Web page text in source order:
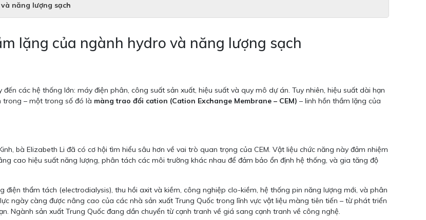
năng lượng sạch
lặng của ngành hydro và năng lượng sạch
các hệ thống lớn: máy điện phân, công suất sản xuất, hiệu suất và quy mô dự án. Tuy nhiên, hiệu suất dài hạn
trong – một trong số đó là màng trao đổi cation (Cation Exchange Membrane – CEM) – linh hồn thầm lặng của
bà Elizabeth Li đã có cơ hội tìm hiểu sâu hơn về vai trò quan trọng của CEM. Vật liệu chức năng này đảm nhiệm
cao hiệu suất năng lượng, phân tách các môi trường khác nhau để đảm bảo ổn định hệ thống, và gia tăng độ
điện thẩm tách (electrodialysis), thu hồi axit và kiềm, công nghiệp clo-kiềm, hệ thống pin năng lượng mới, và phân
ngày càng được nâng cao của các nhà sản xuất Trung Quốc trong lĩnh vực vật liệu màng tiên tiến – từ phát triển
Ngành sản xuất Trung Quốc đang dần chuyển từ cạnh tranh về giá sang cạnh tranh về công nghệ.